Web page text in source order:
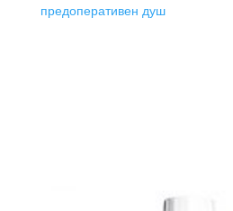
предоперативен душ